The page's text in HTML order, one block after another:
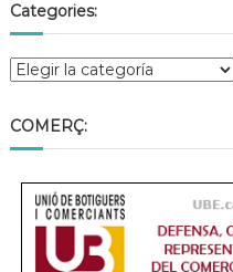
Categories:
COMERÇ: